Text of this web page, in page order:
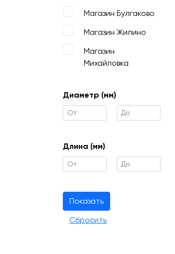
Магазин Булгаково
Магазин Жилино
Магазин
Михайловка
Диаметр (мм)
Длина (мм)